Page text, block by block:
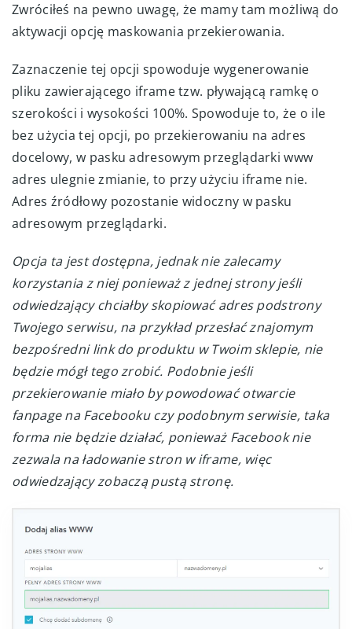
Zwróciłeś na pewno uwagę, że mamy tam możliwą do
aktywacji opcję maskowania przekierowania.
Zaznaczenie tej opcji spowoduje wygenerowanie
pliku zawierającego iframe tzw. pływającą ramkę o
szerokości i wysokości 100%. Spowoduje to, że o ile
bez użycia tej opcji, po przekierowaniu na adres
docelowy, w pasku adresowym przeglądarki www
adres ulegnie zmianie, to przy użyciu iframe nie.
Adres źródłowy pozostanie widoczny w pasku
adresowym przeglądarki.
Opcja ta jest dostępna, jednak nie zalecamy
korzystania z niej ponieważ z jednej strony jeśli
odwiedzający chciałby skopiować adres podstrony
Twojego serwisu, na przykład przesłać znajomym
bezpośredni link do produktu w Twoim sklepie, nie
będzie mógł tego zrobić. Podobnie jeśli
przekierowanie miało by powodować otwarcie
fanpage na Facebooku czy podobnym serwisie, taka
forma nie będzie działać, ponieważ Facebook nie
zezwala na ładowanie stron w iframe, więc
odwiedzający zobaczą pustą stronę.